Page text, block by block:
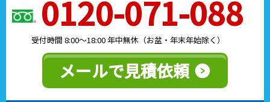
0120-071-088
受付時間 8:00～18:00 年中無休（お盆・年末年始除く）
メールで見積依頼